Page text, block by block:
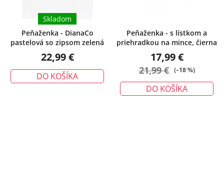
Peňaženka - DianaCo
pastelová so zipsom zelená
Skladom
22,99 €
DO KOŠÍKA
Peňaženka - s lístkom a
priehradkou na mince, čierna
17,99 €
21,99 € (–18 %)
DO KOŠÍKA